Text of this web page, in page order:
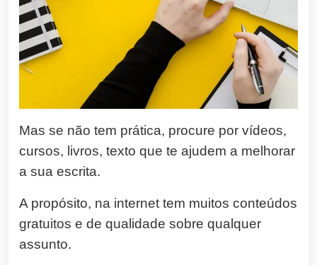
Mas se não tem prática, procure por vídeos,
cursos, livros, texto que te ajudem a melhorar
a sua escrita.
A propósito, na internet tem muitos conteúdos
gratuitos e de qualidade sobre qualquer
assunto.